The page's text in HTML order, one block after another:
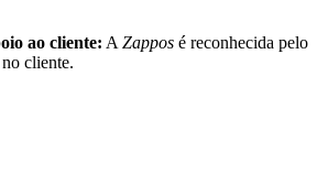
ao cliente: A Zappos é reconhecida pelo
cliente.